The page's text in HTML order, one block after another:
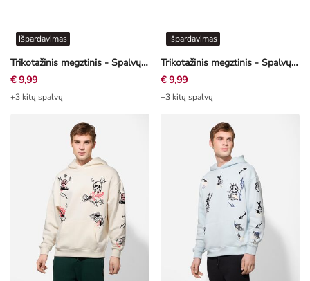
Trikotažinis megztinis - Spalvų blokavimas - smėlinė
Išpardavimas
€ 9,99
+3 kitų spalvų
Trikotažinis megztinis - Spalvų blokavimas - pilkas
Išpardavimas
€ 9,99
+3 kitų spalvų